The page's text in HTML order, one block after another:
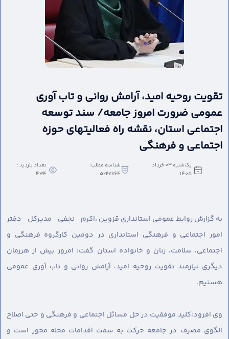
تقویت روحیه امید، آرامش روانی و تاب آوری
عمومی ضرورت امروز جامعه/ سند توسعه
اجتماعی استان، نقشه راه فعالیتهای حوزه
اجتماعی و فرهنگی
یک‌شنبه 03 خرداد
1405
شناسه مطلب:
5227764
تعداد بازدید :
434
به گزارش روابط عمومی استانداری قزوین ،اکرم نجفی مدیرکل دفتر
امور اجتماعی و فرهنگی استانداری در دومین کارگروه فرهنگی و
اجتماعی، سلامت، زنان و خانواده استان گفت: امروز بیش از هرزمان
دیگری نیازمند تقویت روحیه امید، آرامش روانی و تاب آوری عمومی
هستیم.
وی افزود:کلید موفقیت در حل مسائل اجتماعی و فرهنگی و حتی اصلاح
الگوی مصرف در جامعه حرکت به سمت اقدامات محله محور است و